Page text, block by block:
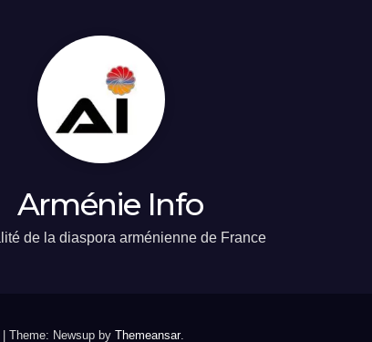
Arménie Info
de la diaspora arménienne de France
| Theme: Newsup by Themeansar.